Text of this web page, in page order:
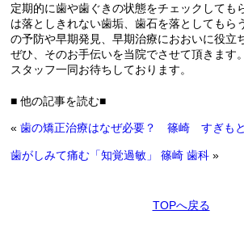
定期的に歯や歯ぐきの状態をチェックしても
は落としきれない歯垢、歯石を落としてもら
の予防や早期発見、早期治療におおいに役立
ぜひ、そのお手伝いを当院でさせて頂きます。
スタッフ一同お待ちしております。
■ 他の記事を読む■
«歯の矯正治療はなぜ必要？ 篠崎 すぎも
歯がしみて痛む「知覚過敏」 篠崎 歯科 »
TOPへ戻る